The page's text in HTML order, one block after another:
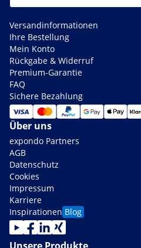
Versandinformationen
Ihre Bestellung
Mein Konto
Rückgabe & Widerruf
Premium-Garantie
FAQ
Sichere Bezahlung
Über uns
expondo Partners
AGB
Datenschutz
Cookies
Impressum
Karriere
Inspirationen Blog